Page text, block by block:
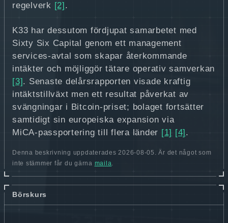
regelverk [2] .
K33 har dessutom fördjupat samarbetet med
Sixty Six Capital genom ett management
services‑avtal som skapar återkommande
intäkter och möjliggör tätare operativ samverkan
[3] . Senaste delårsrapporten visade kraftig
intäktstillväxt men ett resultat påverkat av
svängningar i Bitcoin‑priset; bolaget fortsätter
samtidigt sin europeiska expansion via
MiCA‑passportering till flera länder [1] [4] .
Denna beskrivning uppdaterades 2026-08-05. Är det något som
inte stämmer får du gärna maila.
Börskurs